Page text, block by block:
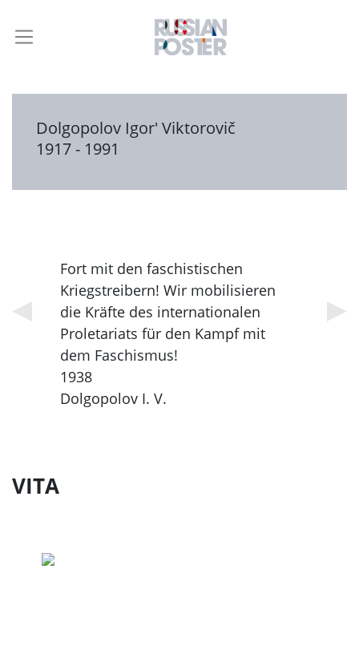
Dolgopolov Igor' Viktorovič
1917 - 1991
Fort mit den faschistischen
Kriegstreibern! Wir mobilisieren
die Kräfte des internationalen
Proletariats für den Kampf mit
dem Faschismus!
1938
Dolgopolov I. V.
VITA